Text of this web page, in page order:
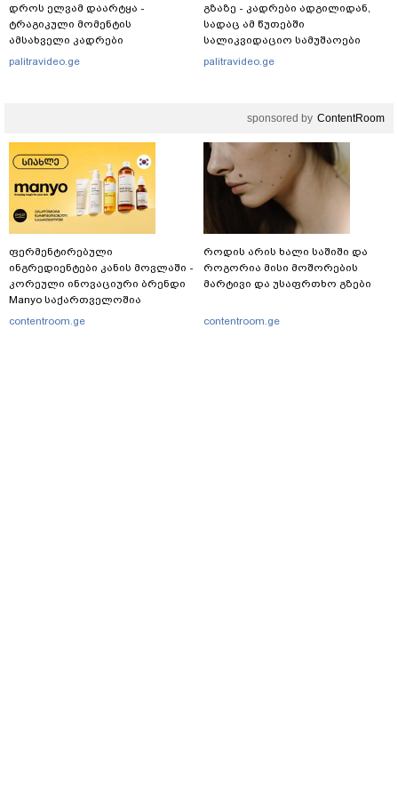
დროს ელვამ დაარტყა -
ტრაგიკული მომენტის
ამსახველი კადრები
ტაილანდიდან მედიაში
palitravideo.ge
გზაზე - კადრები ადგილიდან,
სადაც ამ წუთებში
სალიკვიდაციო სამუშაოები
მიმდინარეობს
palitravideo.ge
sponsored by ContentRoom
ფერმენტირებული
ინგრედიენტები კანის მოვლაში -
კორეული ინოვაციური ბრენდი
Manyo საქართველოშია
contentroom.ge
როდის არის ხალი საშიში და
როგორია მისი მოშორების
მარტივი და უსაფრთხო გზები
contentroom.ge